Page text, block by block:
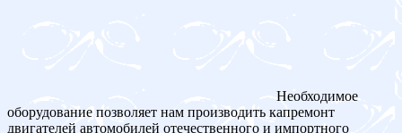
Необходимое
оборудование позволяет нам производить капремонт
двигателей автомобилей отечественного и импортного